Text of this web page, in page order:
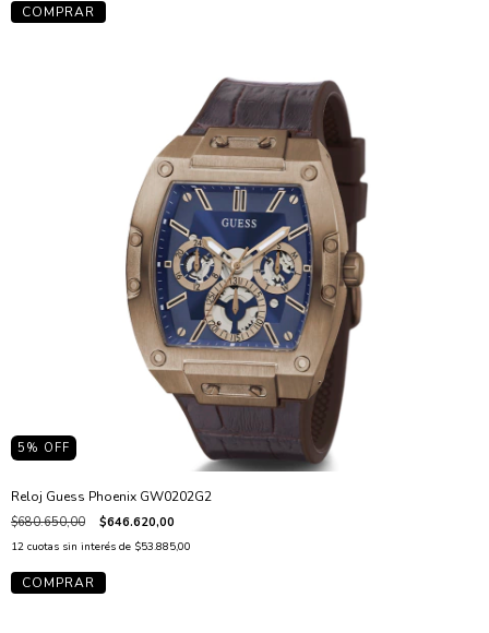
5 % OFF
Reloj Guess Phoenix GW0202G2
$680.650,00 $646.620,00
12 cuotas sin interés de $53.885,00